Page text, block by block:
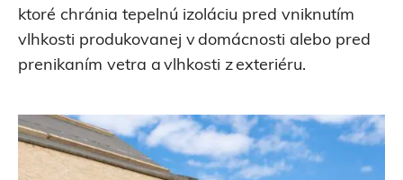
ktoré chránia tepelnú izoláciu pred vniknutím
vlhkosti produkovanej v domácnosti alebo pred
prenikaním vetra a vlhkosti z exteriéru.